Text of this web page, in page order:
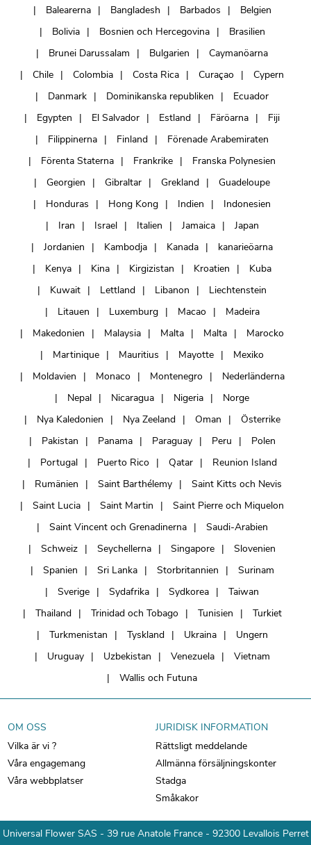
Balearerna
Bangladesh Barbados
Belgien
Bolivia
Bosnien och Hercegovina
Brasilien
Brunei Darussalam
Bulgarien
Caymanöarna
Chile
Colombia Costa Rica Curaçao
Cypern
Danmark
Dominikanska republiken
Ecuador
Egypten
El Salvador Estland Färöarna
Fiji
Filippinerna
Finland
Förenade Arabemiraten
Förenta Staterna
Frankrike
Franska Polynesien
Georgien
Gibraltar Grekland
Guadeloupe
Honduras
Hong Kong Indien
Indonesien
Iran
Israel Italien Jamaica
Japan
Jordanien
Kambodja Kanada
kanarieöarna
Kenya
Kina Kirgizistan Kroatien
Kuba
Kuwait
Lettland Libanon
Liechtenstein
Litauen
Luxemburg Macao
Madeira
Makedonien
Malaysia Malta Malta
Marocko
Martinique
Mauritius Mayotte
Mexiko
Moldavien
Monaco Montenegro
Nederländerna
Nepal
Nicaragua Nigeria
Norge
Nya Kaledonien
Nya Zeeland Oman
Österrike
Pakistan
Panama Paraguay Peru
Polen
Portugal
Puerto Rico Qatar
Reunion Island
Rumänien
Saint Barthélemy
Saint Kitts och Nevis
Saint Lucia
Saint Martin
Saint Pierre och Miquelon
Saint Vincent och Grenadinerna
Saudi-Arabien
Schweiz
Seychellerna Singapore
Slovenien
Spanien
Sri Lanka Storbritannien
Surinam
Sverige
Sydafrika Sydkorea
Taiwan
Thailand
Trinidad och Tobago Tunisien
Turkiet
Turkmenistan
Tyskland Ukraina
Ungern
Uruguay
Uzbekistan Venezuela
Vietnam
Wallis och Futuna
OM OSS
Vilka är vi ?
Våra engagemang
Våra webbplatser
JURIDISK INFORMATION
Rättsligt meddelande
Allmänna försäljningskonter
Stadga
Småkakor
Universal Flower SAS - 39 rue Anatole France - 92300 Levallois Perret